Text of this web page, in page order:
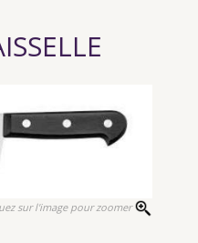
sur l'image pour zoomer